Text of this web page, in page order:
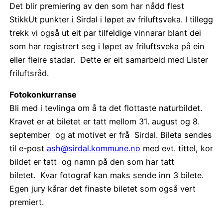
Det blir premiering av den som har nådd flest
StikkUt punkter i Sirdal i løpet av friluftsveka. I tillegg
trekk vi også ut eit par tilfeldige vinnarar blant dei
som har registrert seg i løpet av friluftsveka på ein
eller fleire stadar. Dette er eit samarbeid med Lister
friluftsråd.
Fotokonkurranse
Bli med i tevlinga om å ta det flottaste naturbildet.
Kravet er at biletet er tatt mellom 31. august og 8.
september og at motivet er frå Sirdal. Bileta sendes
til e-postash@sirdal.kommune.no med evt. tittel, kor
bildet er tatt og namn på den som har tatt
biletet. Kvar fotograf kan maks sende inn 3 bilete.
Egen jury kårar det finaste biletet som også vert
premiert.